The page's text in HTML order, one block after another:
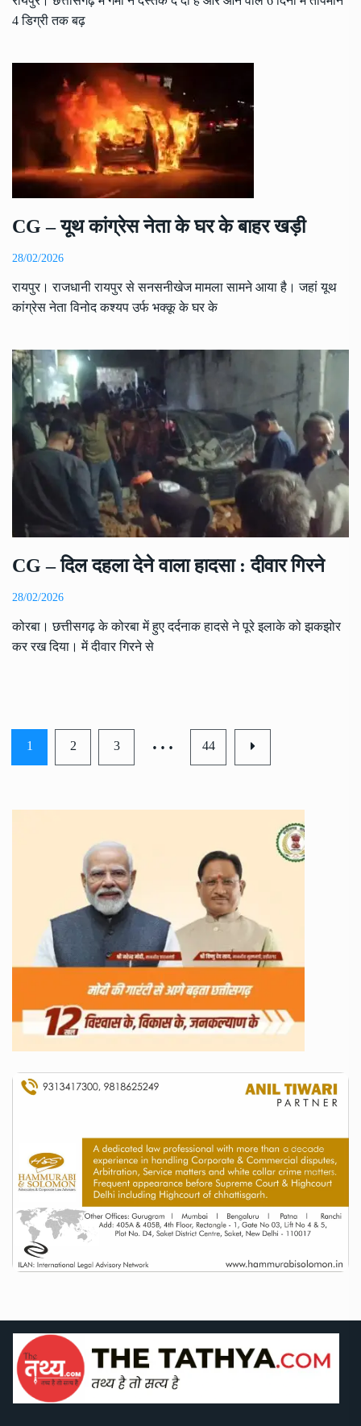
4 डिग्री तक बढ़
CG – यूथ कांग्रेस नेता के घर के बाहर खड़ी
28/02/2026
रायपुर। राजधानी रायपुर से सनसनीखेज मामला सामने आया है। जहां यूथ
कांग्रेस नेता विनोद कश्यप उर्फ भक्कू के घर के
CG – दिल दहला देने वाला हादसा : दीवार गिरने
28/02/2026
कोरबा। छत्तीसगढ़ के कोरबा में हुए दर्दनाक हादसे ने पूरे इलाके को झकझोर
कर रख दिया। में दीवार गिरने से
1 2 3 … 44